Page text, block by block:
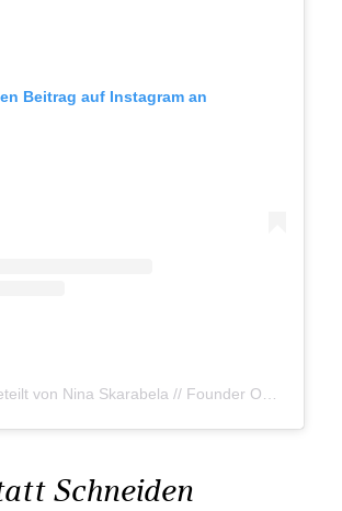
Beitrag auf Instagram an
Schneiden